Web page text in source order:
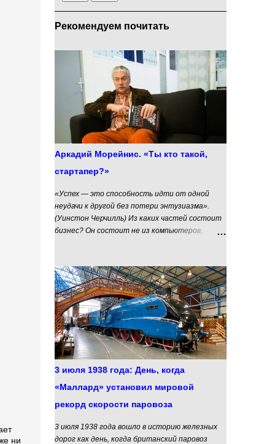
ни
Рекомендуем почитать
Аркадий Морейнис. «Ты кто такой,
стартапер?»
«Успех — это способность идти от одной
неудачи к другой без потери энтузиазма».
(Уинстон Черчилль) Из каких частей состоит
бизнес? Он состоит не из компьютеров,
Основатели - с их амбициями, желаниями и
возможностями; Идея - большая, простая и
понятная мысль, вокруг которой и строится
бизнес; Продукты - их может быть несколько,
они реализуются основателями в рамках
общей идеи. Продукты - это видимая часть
айсберга, то практическое, что приносит
деньги в бизнес, живущий идеей и
подкармливаемый идеологически и денежно
начинается бизнес?» мы можем с
уверенностью ответить — с человека, с его
же такой этот самый основатель, какими
качествами и ресурсами он должен обладать,
3 июля 1938 года: День, когда
«Маллард» установил мировой
рекорд скорости паровоза
3 июля 1938 года вошло в историю железных
дорог как день, когда британский паровоз